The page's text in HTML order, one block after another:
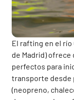
El rafting en el río
de Madrid) ofrece
perfectos para
transporte desde
(neopreno,